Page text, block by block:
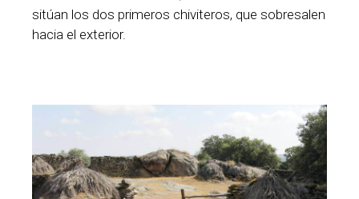
sitúan los dos primeros chiviteros, que sobresalen
hacia el exterior.